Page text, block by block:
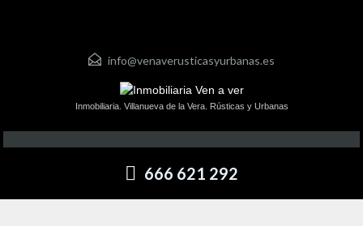
info@venaverusticasyurbanas.es
Inmobiliaria. Villanueva de la Vera. Rústicas y Urbanas
666 621 292